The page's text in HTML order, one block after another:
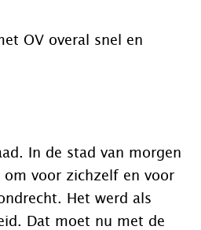
OV overal snel en
In de stad van morgen
voor zichzelf en voor
Het werd als
Dat moet nu met de